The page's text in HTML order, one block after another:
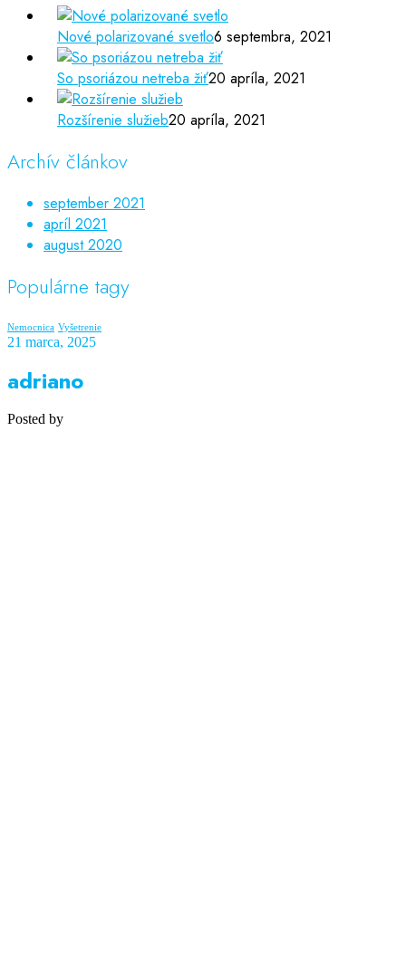
Nové polarizované svetlo6 septembra, 2021
So psoriázou netreba žiť20 apríla, 2021
Rozšírenie služieb20 apríla, 2021
Archív článkov
september 2021
apríl 2021
august 2020
Populárne tagy
Nemocnica Vyšetrenie
21 marca, 2025
adriano
Posted by